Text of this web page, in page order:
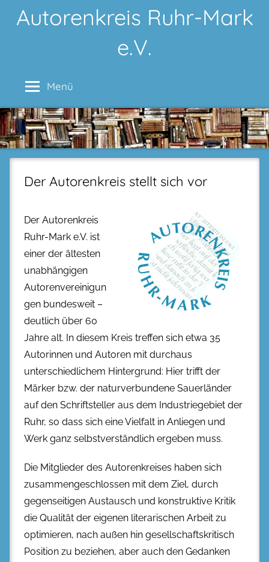
InhaltAutorenkreis Ruhr-Mark
e.V.
Menü
Der Autorenkreis stellt sich vor
Der Autorenkreis
Ruhr-Mark e.V. ist
einer der ältesten
unabhängigen
Autorenvereinigun
gen bundesweit –
deutlich über 60
Jahre alt. In diesem Kreis treffen sich etwa 35
Autorinnen und Autoren mit durchaus
unterschiedlichem Hintergrund: Hier trifft der
Märker bzw. der naturverbundene Sauerländer
auf den Schriftsteller aus dem Industriegebiet der
Ruhr, so dass sich eine Vielfalt in Anliegen und
Werk ganz selbstverständlich ergeben muss.
Die Mitglieder des Autorenkreises haben sich
zusammengeschlossen mit dem Ziel, durch
gegenseitigen Austausch und konstruktive Kritik
die Qualität der eigenen literarischen Arbeit zu
optimieren, nach außen hin gesellschaftskritisch
Position zu beziehen, aber auch den Gedanken